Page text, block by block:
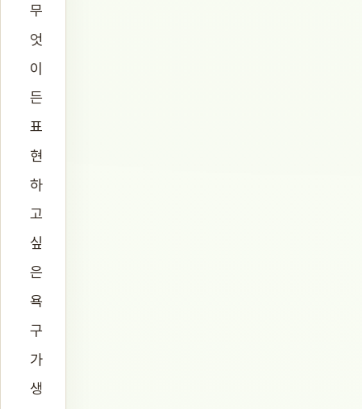
무
엇
이
든
표
현
하
고
싶
은
욕
구
가
생